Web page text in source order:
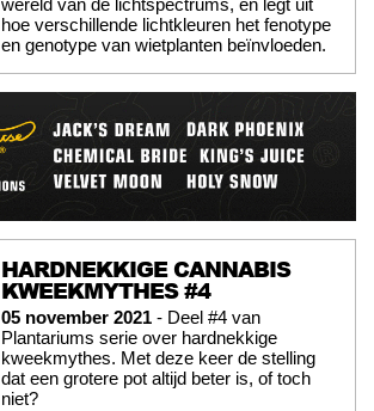
hoe verschillende lichtkleuren het fenotype
en genotype van wietplanten beïnvloeden.
HARDNEKKIGE CANNABIS
KWEEKMYTHES #4
05 november 2021 - Deel #4 van
Plantariums serie over hardnekkige
kweekmythes. Met deze keer de stelling
dat een grotere pot altijd beter is, of toch
niet?